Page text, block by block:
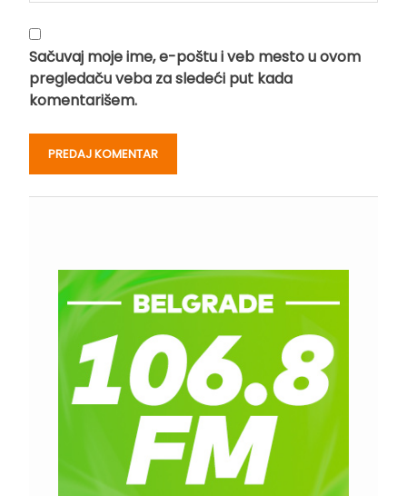
Sačuvaj moje ime, e-poštu i veb mesto u ovom
pregledaču veba za sledeći put kada
komentarišem.